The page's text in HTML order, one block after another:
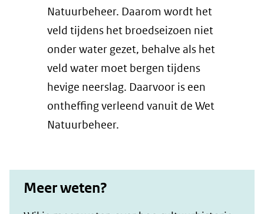
Natuurbeheer. Daarom wordt het
veld tijdens het broedseizoen niet
onder water gezet, behalve als het
veld water moet bergen tijdens
hevige neerslag. Daarvoor is een
ontheffing verleend vanuit de Wet
Natuurbeheer.
Meer weten?